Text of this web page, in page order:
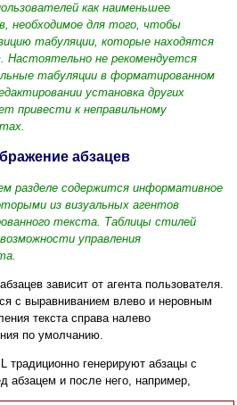
как наименьшее
необходимое для того, чтобы
табуляции, которые находятся
Настоятельно не рекомендуется
табуляции в форматированном
установка других
привести к неправильному
абзацев
разделе содержится информативное
из визуальных агентов
текста. Таблицы стилей
управления
зависит от агента пользователя.
с выравниванием влево и неровным
текста справа налево
по умолчанию.
традиционно генерируют абзацы с
абзацем и после него, например,